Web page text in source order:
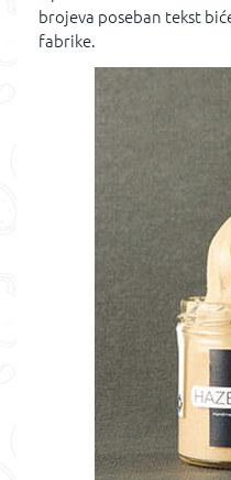
brojeva poseban tekst
fabrike.